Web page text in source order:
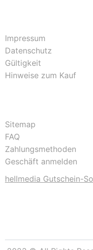
Impressum
Datenschutz
Gültigkeit
Hinweise zum Kauf
Sitemap
FAQ
Zahlungsmethoden
Geschäft anmelden
hellmedia Gutschein-